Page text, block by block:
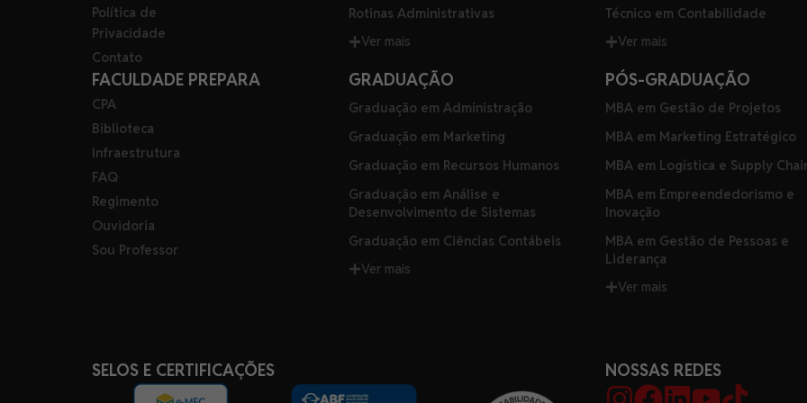
Política de
Privacidade
Contato
Rotinas Administrativas
Ver mais
Técnico em Contabilidade
Ver mais
FACULDADE PREPARA
CPA
Biblioteca
Infraestrutura
FAQ
Regimento
Ouvidoria
Sou Professor
GRADUAÇÃO
Graduação em Administração
Graduação em Marketing
Graduação em Recursos Humanos
Graduação em Análise e
Desenvolvimento de Sistemas
Graduação em Ciências Contábeis
Ver mais
PÓS-GRADUAÇÃO
MBA em Gestão de Projetos
MBA em Marketing Estratégico
MBA em Logística e Supply
MBA em Empreendedorismo e
Inovação
MBA em Gestão de Pessoas e
Liderança
Ver mais
SELOS E CERTIFICAÇÕES NOSSAS REDES